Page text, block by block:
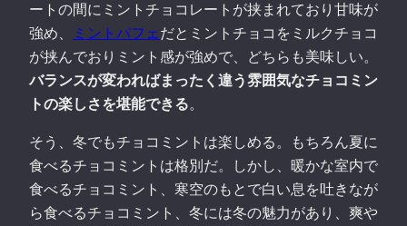
ートの間にミントチョコレートが挟まれており甘味が
強め、
ミントパフェ だとミントチョコをミルクチョコ
が挟んでおりミント感が強めで、どちらも美味しい。
バランスが変わればまったく違う雰囲気なチョコミン
トの楽しさを堪能できる。
そう、冬でもチョコミントは楽しめる。もちろん夏に
食べるチョコミントは格別だ。しかし、暖かな室内で
食べるチョコミント、寒空のもとで白い息を吐きなが
ら食べるチョコミント、冬には冬の魅力があり、爽や